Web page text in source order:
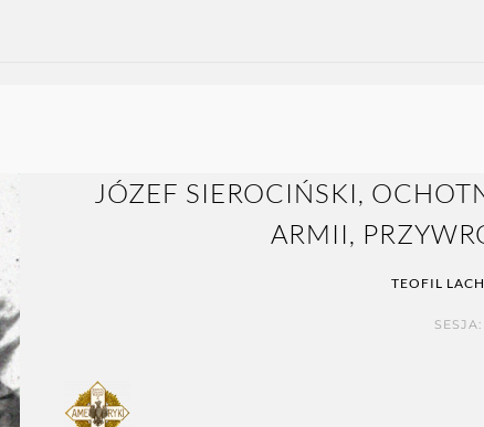
JÓZEF SIEROCIŃSKI,
ARMII,
TEOFIL
SESJA: